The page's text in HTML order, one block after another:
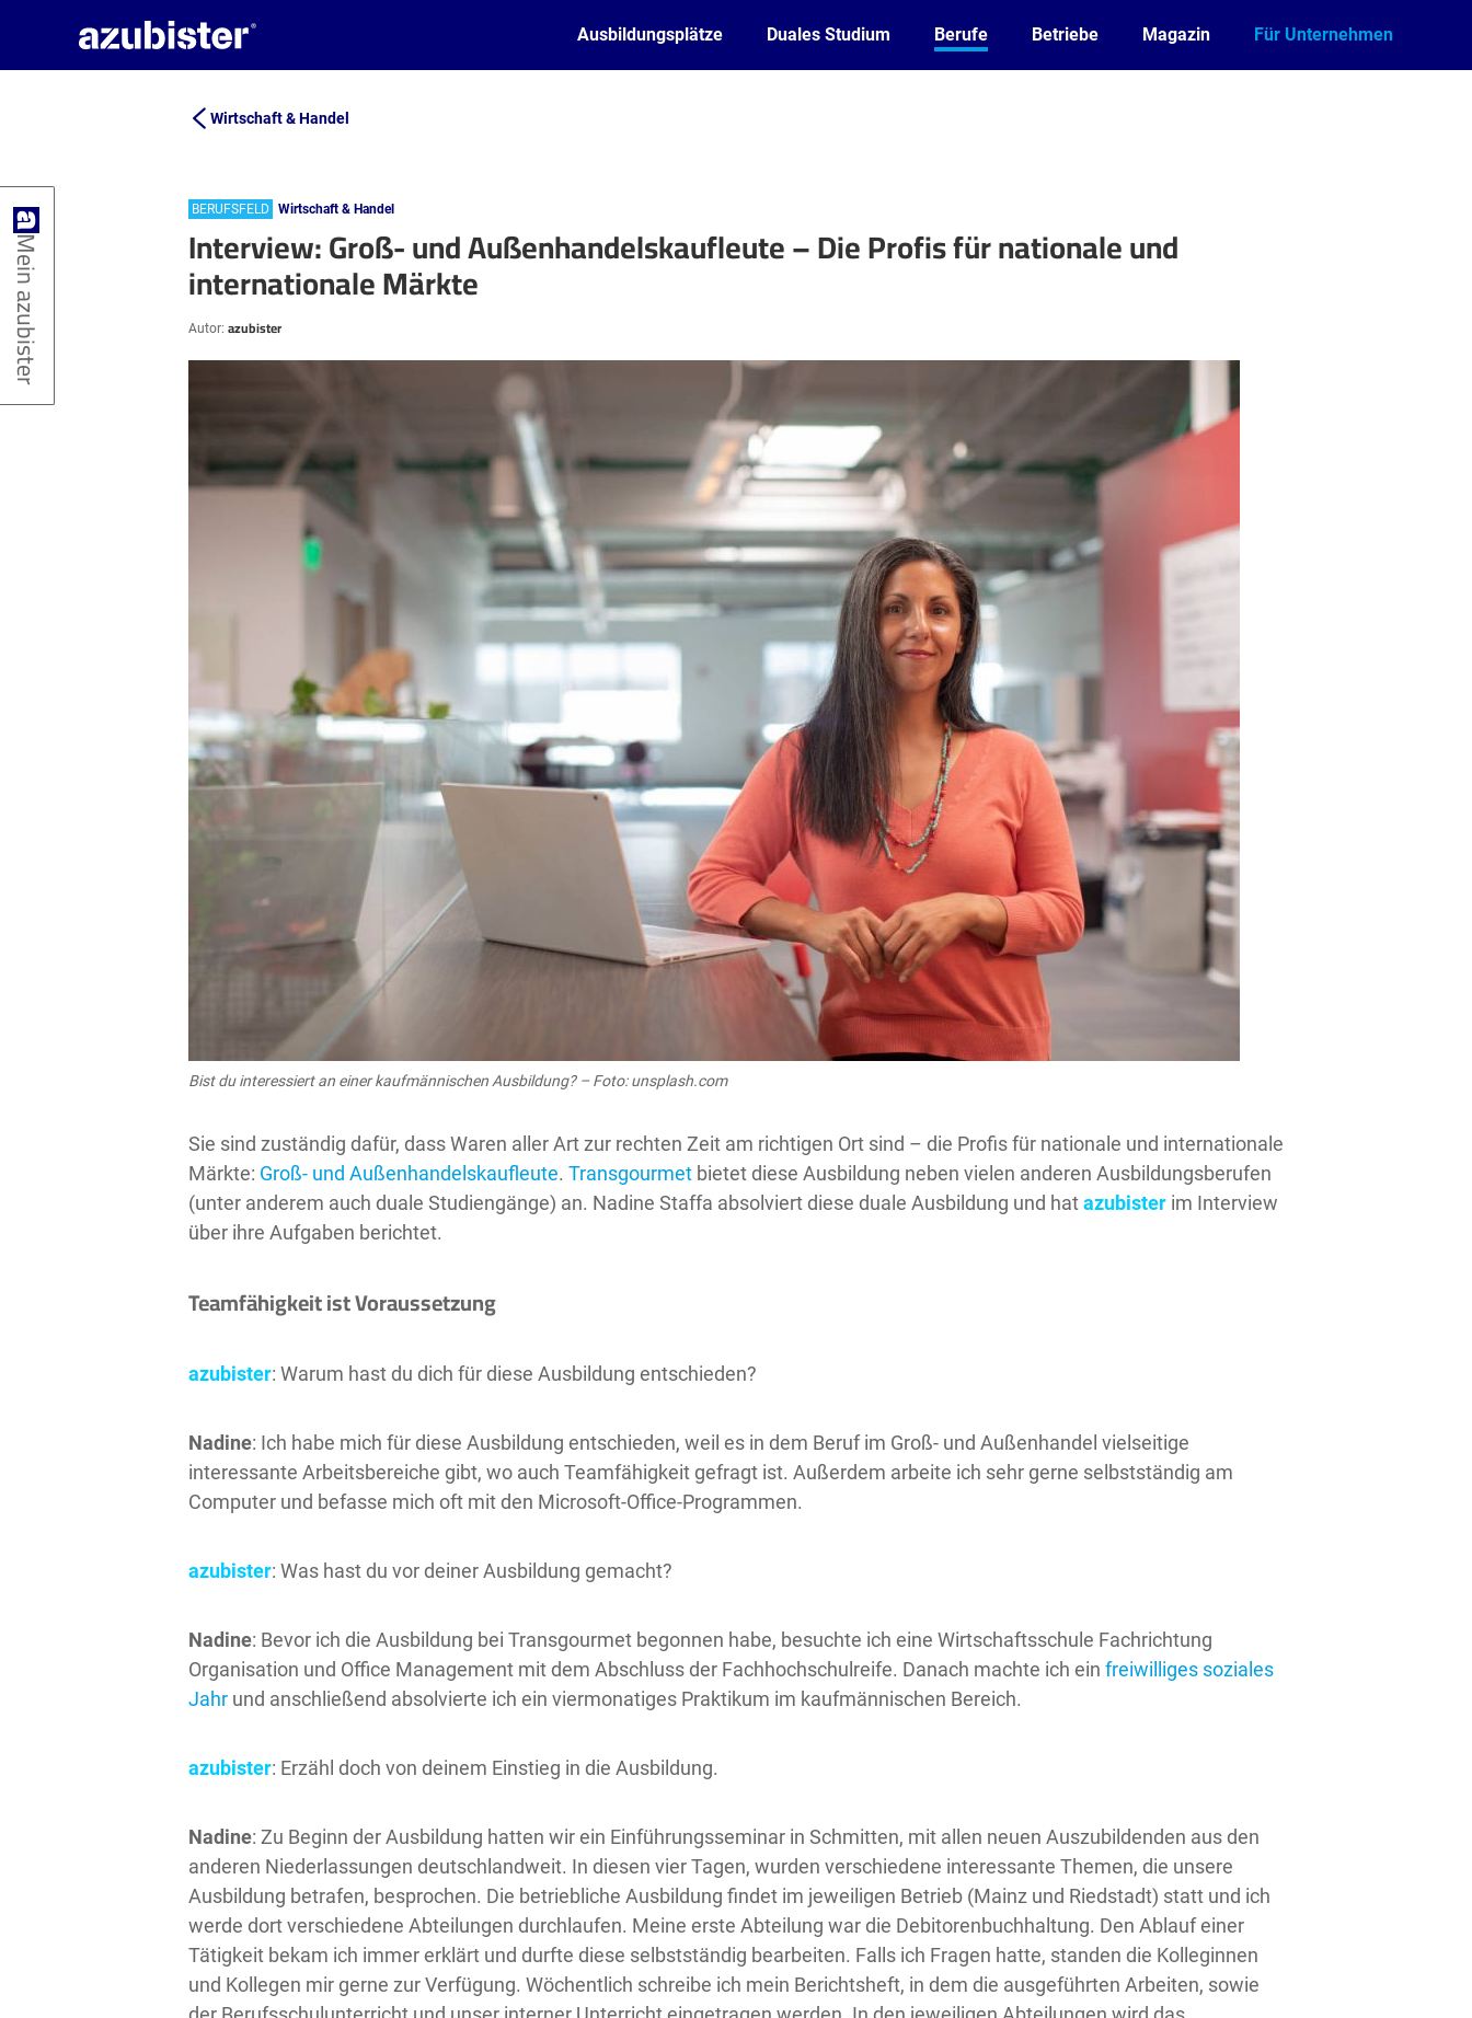
Ausbildungsplätze Duales Studium Berufe Betriebe Magazin Für Unternehmen
Wirtschaft & Handel
BERUFSFELD Wirtschaft & Handel
Interview: Groß- und Außenhandelskaufleute – Die Profis für nationale und
internationale Märkte
Autor: azubister
Bist du interessiert an einer kaufmännischen Ausbildung? – Foto: unsplash.com
Sie sind zuständig dafür, dass Waren aller Art zur rechten Zeit am richtigen Ort sind – die Profis für nationale und internationale
Märkte: Groß- und Außenhandelskaufleute. Transgourmet bietet diese Ausbildung neben vielen anderen Ausbildungsberufen
(unter anderem auch duale Studiengänge) an. Nadine Staffa absolviert diese duale Ausbildung und hatazubister im Interview
über ihre Aufgaben berichtet.
Teamfähigkeit ist Voraussetzung
azubister: Warum hast du dich für diese Ausbildung entschieden?
Nadine: Ich habe mich für diese Ausbildung entschieden, weil es in dem Beruf im Groß- und Außenhandel vielseitige
interessante Arbeitsbereiche gibt, wo auch Teamfähigkeit gefragt ist. Außerdem arbeite ich sehr gerne selbstständig am
Computer und befasse mich oft mit den Microsoft-Office-Programmen.
azubister: Was hast du vor deiner Ausbildung gemacht?
Nadine: Bevor ich die Ausbildung bei Transgourmet begonnen habe, besuchte ich eine Wirtschaftsschule Fachrichtung
Organisation und Office Management mit dem Abschluss der Fachhochschulreife. Danach machte ich ein freiwilliges soziales
Jahr und anschließend absolvierte ich ein viermonatiges Praktikum im kaufmännischen Bereich.
azubister: Erzähl doch von deinem Einstieg in die Ausbildung.
Nadine: Zu Beginn der Ausbildung hatten wir ein Einführungsseminar in Schmitten, mit allen neuen Auszubildenden aus den
anderen Niederlassungen deutschlandweit. In diesen vier Tagen, wurden verschiedene interessante Themen, die unsere
Ausbildung betrafen, besprochen. Die betriebliche Ausbildung findet im jeweiligen Betrieb (Mainz und Riedstadt) statt und ich
werde dort verschiedene Abteilungen durchlaufen. Meine erste Abteilung war die Debitorenbuchhaltung. Den Ablauf einer
Tätigkeit bekam ich immer erklärt und durfte diese selbstständig bearbeiten. Falls ich Fragen hatte, standen die Kolleginnen
und Kollegen mir gerne zur Verfügung. Wöchentlich schreibe ich mein Berichtsheft, in dem die ausgeführten Arbeiten, sowie
Mein azubister